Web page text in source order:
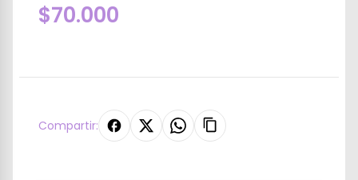
$70.000
Compartir: